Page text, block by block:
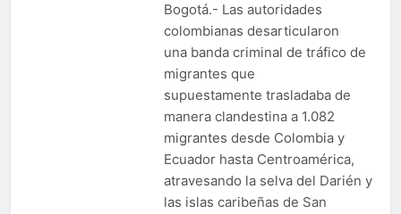
Bogotá.- Las autoridades
colombianas desarticularon
una banda criminal de tráfico de
migrantes que
supuestamente trasladaba de
manera clandestina a 1.082
migrantes desde Colombia y
Ecuador hasta Centroamérica,
atravesando la selva del Darién y
las islas caribeñas de San